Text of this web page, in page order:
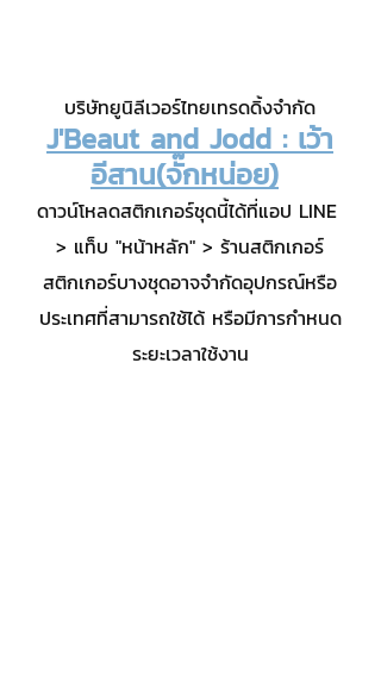
บริษัทยูนิลีเวอร์ไทยเทรดดิ้งจำกัด
J'Beaut and Jodd : เว้า
อีสาน(จั๊กหน่อย)
ดาวน์โหลดสติกเกอร์ชุดนี้ได้ที่แอป LINE
> แท็บ "หน้าหลัก" > ร้านสติกเกอร์
สติกเกอร์บางชุดอาจจำกัดอุปกรณ์หรือ
ประเทศที่สามารถใช้ได้ หรือมีการกำหนด
ระยะเวลาใช้งาน